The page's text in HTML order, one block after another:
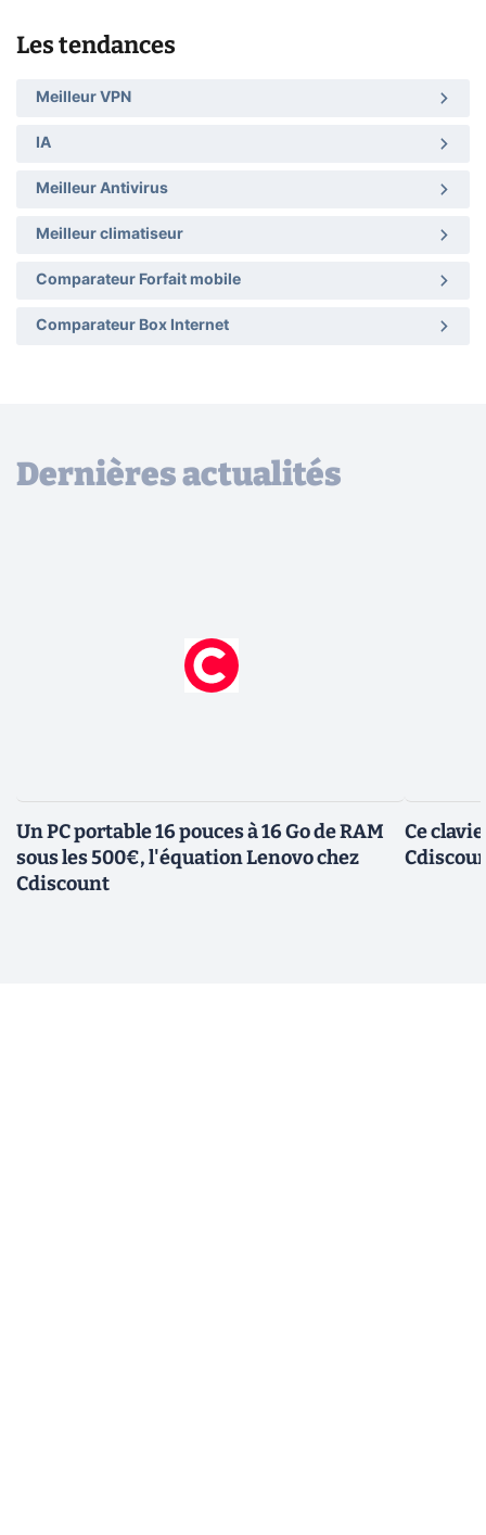
Les tendances
Meilleur VPN
IA
Meilleur Antivirus
Meilleur climatiseur
Comparateur Forfait mobile
Comparateur Box Internet
Dernières actualités
Un PC portable 16 pouces à 16 Go de RAM
sous les 500€, l'équation Lenovo chez
Cdiscount
Ce